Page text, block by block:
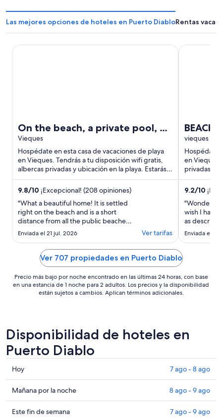
Las mejores opciones de hoteles en Puerto DiabloRentas
On the beach, a private pool, a
house all to yourself.
Vieques
Hospédate en esta casa de vacaciones de playa
en Vieques. Tendrás a tu disposición wifi gratis,
albercas privadas y ubicación en la playa. Estarás
muy cerca ...
9.8/10 ¡Excepcional! (208 opiniones)
"What a beautiful home! It is settled
right on the beach and is a short
distance from all the public beaches,
restaurants, and shops. It is very
quiet and clean and our lovely hosts
checked in on us to make sure we
had everything we needed! This was
our second stay here and we will
definitely be ..."
Enviada el 21 jul. 2026 Ver tarifas
On the beach, a private pool, a house all to yourself.
BEACH
vieques
Hospédate
en
privadas,
Estarás
9.2/10
"Wonderful
wish I had
as
right on the
Enviada el 1
BEACH
Ver 707 propiedades en Puerto Diablo
Precio más bajo por noche encontrado en las últimas 24 horas, con base
en una estancia de 1 noche para 2 adultos. Los precios y la disponibilidad
están sujetos a cambios. Aplican términos adicionales.
Disponibilidad de hoteles en
Puerto Diablo
Consultar
precios
en
Puerto
Diablo
Hoy 7 ago - 8 ago
Consultar
precios
en
Mañana por la noche 8 ago - 9 ago
Consultar
Este fin de semana 7 ago - 9 ago